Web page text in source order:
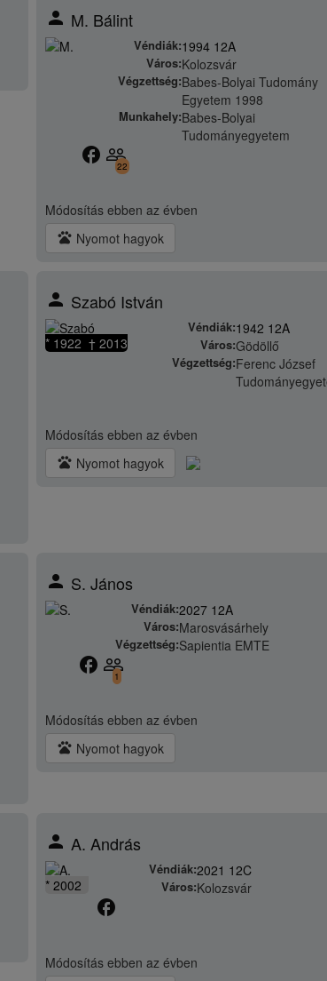
person M. Bálint
Véndiák:1994 12A
Város:Kolozsvár
Végzettség:Babes-Bolyai Tudomány
Egyetem 1998
Munkahely:Babes-Bolyai
Tudományegyetem
facebook people_outline
22
Módosítás ebben az évben
pets Nyomot hagyok
person Szabó István
* 1922 † 2013
Véndiák:1942 12A
Város:Gödöllő
Végzettség:Ferenc József
Módosítás ebben az évben
pets Nyomot hagyok
person S. János
Véndiák:2027 12A
Város:Marosvásárhely
Végzettség:Sapientia EMTE
facebook people_outline
1
Módosítás ebben az évben
pets Nyomot hagyok
person A. András
* 2002
Véndiák:2021 12C
Város:Kolozsvár
facebook
Módosítás ebben az évben